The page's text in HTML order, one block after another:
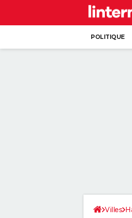
POLITIQUE
Villes